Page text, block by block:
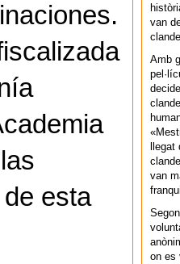
esta
van
Amb
van
on es